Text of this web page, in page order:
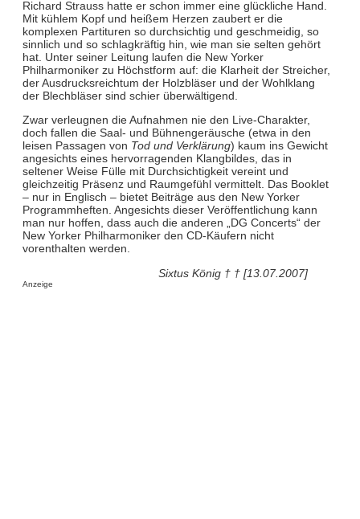
Richard Strauss hatte er schon immer eine glückliche Hand.
Mit kühlem Kopf und heißem Herzen zaubert er die
komplexen Partituren so durchsichtig und geschmeidig, so
sinnlich und so schlagkräftig hin, wie man sie selten gehört
hat. Unter seiner Leitung laufen die New Yorker
Philharmoniker zu Höchstform auf: die Klarheit der Streicher,
der Ausdrucksreichtum der Holzbläser und der Wohlklang
der Blechbläser sind schier überwältigend.
Zwar verleugnen die Aufnahmen nie den Live-Charakter,
doch fallen die Saal- und Bühnengeräusche (etwa in den
leisen Passagen von Tod und Verklärung) kaum ins Gewicht
angesichts eines hervorragenden Klangbildes, das in
seltener Weise Fülle mit Durchsichtigkeit vereint und
gleichzeitig Präsenz und Raumgefühl vermittelt. Das Booklet
– nur in Englisch – bietet Beiträge aus den New Yorker
Programmheften. Angesichts dieser Veröffentlichung kann
man nur hoffen, dass auch die anderen „DG Concerts“ der
New Yorker Philharmoniker den CD-Käufern nicht
vorenthalten werden.
Sixtus König † † [13.07.2007]
Anzeige